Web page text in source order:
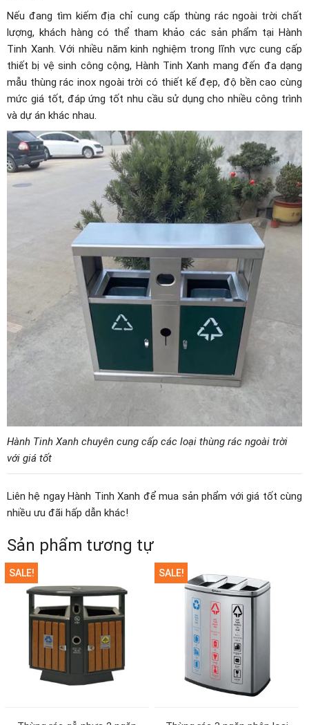
Nếu đang tìm kiếm địa chỉ cung cấp thùng rác ngoài trời chất
lượng, khách hàng có thể tham khảo các sản phẩm tại Hành
Tinh Xanh. Với nhiều năm kinh nghiệm trong lĩnh vực cung cấp
thiết bị vệ sinh công cộng, Hành Tinh Xanh mang đến đa dạng
mẫu thùng rác inox ngoài trời có thiết kế đẹp, độ bền cao cùng
mức giá tốt, đáp ứng tốt nhu cầu sử dụng cho nhiều công trình
và dự án khác nhau.
Hành Tinh Xanh chuyên cung cấp các loại thùng rác ngoài trời
với giá tốt
Liên hệ ngay Hành Tinh Xanh để mua sản phẩm với giá tốt cùng
nhiều ưu đãi hấp dẫn khác!
Sản phẩm tương tự
SALE! SALE!